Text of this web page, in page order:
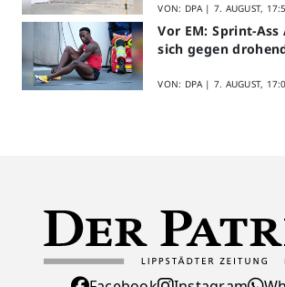
VON: DPA | 7. AUGUST,
Vor EM: Sprint-
sich gegen
VON: DPA | 7. AUGUST,